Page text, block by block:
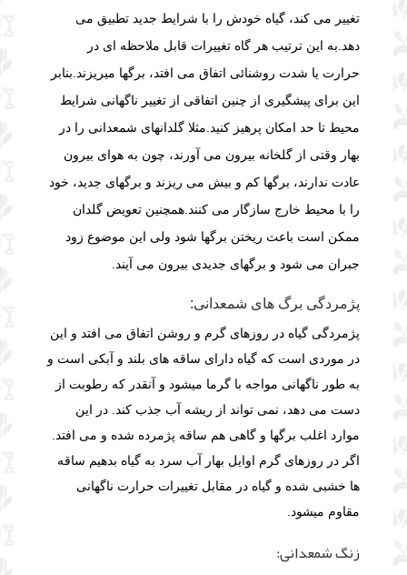
تغییر می کند، گیاه خودش را با شرایط جدید تطبیق می
دهد. به این ترتیب هر گاه تغییرات قابل ملاحظه ای در
حرارت یا شدت روشنائی اتفاق می افتد، برگها میریزند. بنابر
این برای پیشگیری از چنین اتفاقی از تغییر ناگهانی شرایط
محیط تا حد امکان پرهیز کنید. مثلا گلدانهای شمعدانی را در
بهار وقتی از گلخانه بیرون می آورند، چون به هوای بیرون
عادت ندارند، برگها کم و بیش می ریزند و برگهای جدید، خود
را با محیط خارج سازگار می کنند. همچنین تعویض گلدان
ممکن است باعث ریختن برگها شود ولی این موضوع زود
جبران می شود و برگهای جدیدی بیرون می آیند.
پژمردگی برگ های شمعدانی:
پژمردگی گیاه در روزهای گرم و روشن اتفاق می افتد و این
در موردی است که گیاه دارای ساقه های بلند و آبکی است و
به طور ناگهانی مواجه با گرما میشود و آنقدر که رطوبت از
دست می دهد، نمی تواند از ریشه آب جذب کند. در این
موارد اغلب برگها و گاهی هم ساقه پژمرده شده و می افتد.
اگر در روزهای گرم اوایل بهار آب سرد به گیاه بدهیم ساقه
ها خشبی شده و گیاه در مقابل تغییرات حرارت ناگهانی
مقاوم میشود.
زنگ شمعدانی: